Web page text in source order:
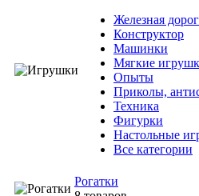
Железная
Конструктор
Машинки
Мягкие
Опыты
Приколы,
Техника
Фигурки
Настольные
Все категории
Рогатки